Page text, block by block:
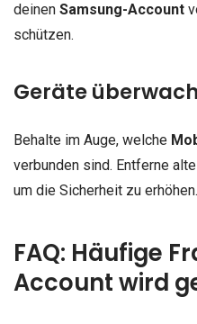
deinen Samsung-Account
schützen.
Geräte
Behalte im Auge, welche
verbunden sind. Entferne
um die Sicherheit zu erhöhen.
FAQ: Häufige
Account wird